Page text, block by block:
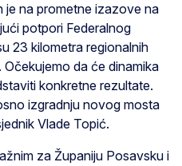
je na prometne izazove na
potpori Federalnog
23 kilometra regionalnih
da će dinamika
konkretne rezultate.
izgradnju novog mosta
Vlade Topić.
za Županiju Posavsku i